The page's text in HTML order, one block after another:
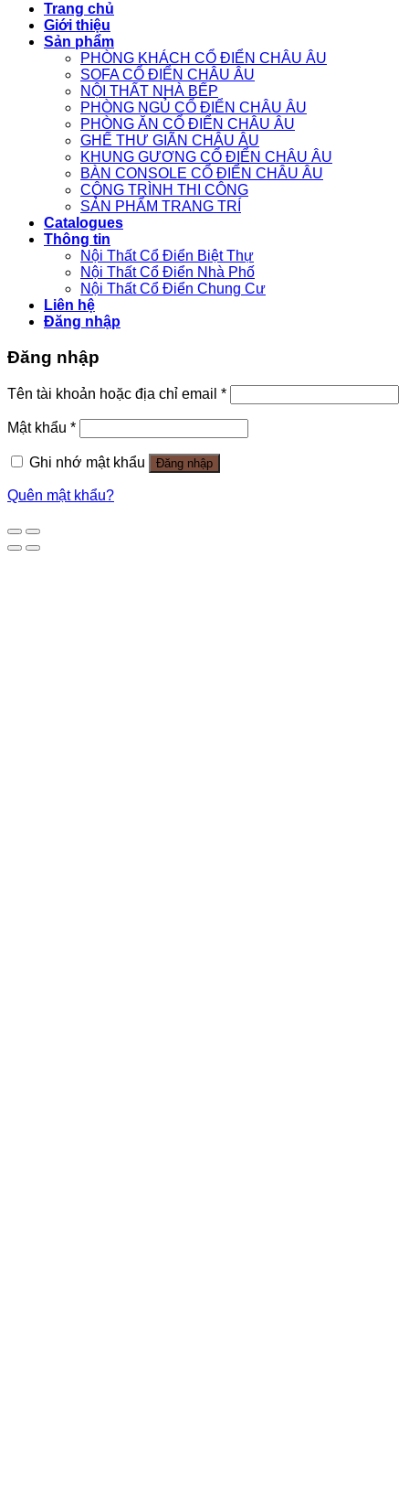
Trang chủ
Giới thiệu
Sản phẩm
PHÒNG KHÁCH CỔ ĐIỂN CHÂU ÂU
SOFA CỔ ĐIỂN CHÂU ÂU
NỘI THẤT NHÀ BẾP
PHÒNG NGỦ CỔ ĐIỂN CHÂU ÂU
PHÒNG ĂN CỔ ĐIỂN CHÂU ÂU
GHẾ THƯ GIÃN CHÂU ÂU
KHUNG GƯƠNG CỔ ĐIỂN CHÂU ÂU
BÀN CONSOLE CỔ ĐIỂN CHÂU ÂU
CÔNG TRÌNH THI CÔNG
SẢN PHẨM TRANG TRÍ
Catalogues
Thông tin
Nội Thất Cổ Điển Biệt Thự
Nội Thất Cổ Điển Nhà Phố
Nội Thất Cổ Điển Chung Cư
Liên hệ
Đăng nhập
Đăng nhập
Tên tài khoản hoặc địa chỉ email *
Mật khẩu *
Ghi nhớ mật khẩu Đăng nhập
Quên mật khẩu?